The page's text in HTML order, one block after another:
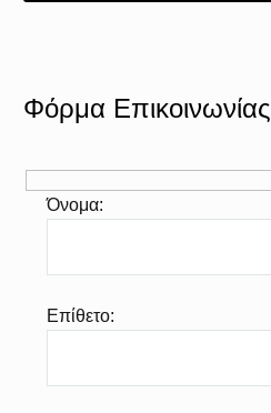
Φόρμα Επικοινωνίας
Όνομα:
Επίθετο: